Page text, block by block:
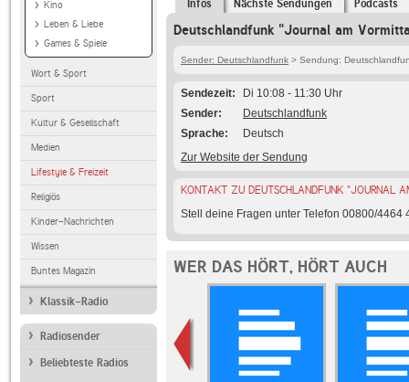
Kino
Leben & Liebe
Games & Spiele
Wort & Sport
Sport
Kultur & Gesellschaft
Medien
Lifestyle & Freizeit
Religiös
Kinder-Nachrichten
Wissen
Buntes Magazin
Klassik-Radio
Radiosender
Beliebteste Radios
Infos Nächste Sendungen Podcasts
Deutschlandfunk "Journal am
Sender: Deutschlandfunk > Sendung:
Sendezeit
Di 10:08 - 11:30 Uhr
Sender
Deutschlandfunk
Sprache
Deutsch
Zur Website der Sendung
KONTAKT ZU DEUTSCHLANDFUNK "JOURNAL
Stell deine Fragen unter Telefon 00800/
WER DAS HÖRT, HÖRT AUCH